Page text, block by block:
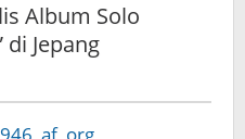
Album Solo
di Jepang